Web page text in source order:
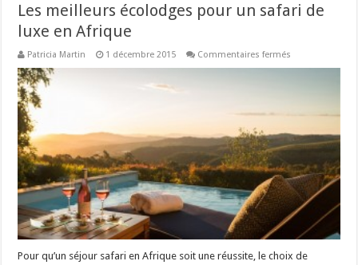
Les meilleurs écolodges pour un safari de
luxe en Afrique
Patricia Martin 1 décembre 2015 Commentaires fermés
luxe
en
Pour qu’un séjour safari en Afrique soit une réussite, le choix de